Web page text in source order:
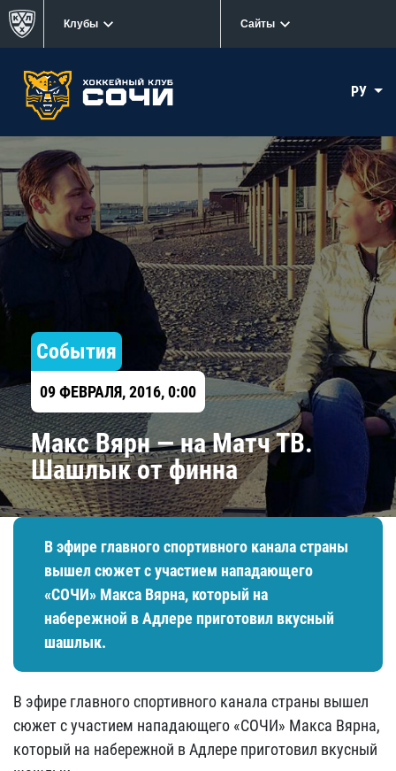
Клубы Сайты
РУ
События
09 ФЕВРАЛЯ, 2016, 0:00
Макс Вярн — на Матч ТВ.
Шашлык от финна
В эфире главного спортивного канала страны
вышел сюжет с участием нападающего
«СОЧИ» Макса Вярна, который на
набережной в Адлере приготовил вкусный
шашлык.
В эфире главного спортивного канала страны вышел
сюжет с участием нападающего «СОЧИ» Макса Вярна,
который на набережной в Адлере приготовил вкусный